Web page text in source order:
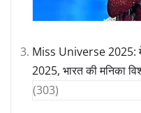
Miss Universe 2025:
2025, भारत की मनिका
(303)